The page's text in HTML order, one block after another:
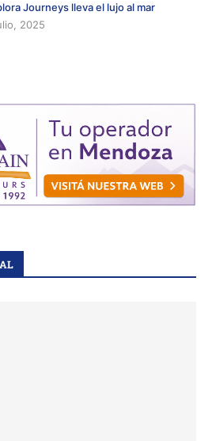
Journeys lleva el lujo al mar
2025